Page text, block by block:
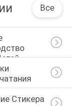
Все
Стикера